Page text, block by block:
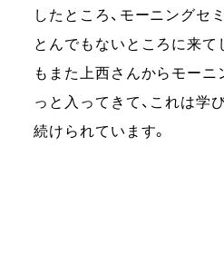
したところ、モーニングセ
とんでもないところに来
もまた上西さんからモー
っと入ってきて、これは学
続けられています。